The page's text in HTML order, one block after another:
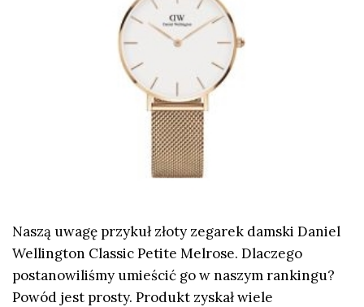
Naszą uwagę przykuł złoty zegarek damski Daniel
Wellington Classic Petite Melrose. Dlaczego
postanowiliśmy umieścić go w naszym rankingu?
Powód jest prosty. Produkt zyskał wiele